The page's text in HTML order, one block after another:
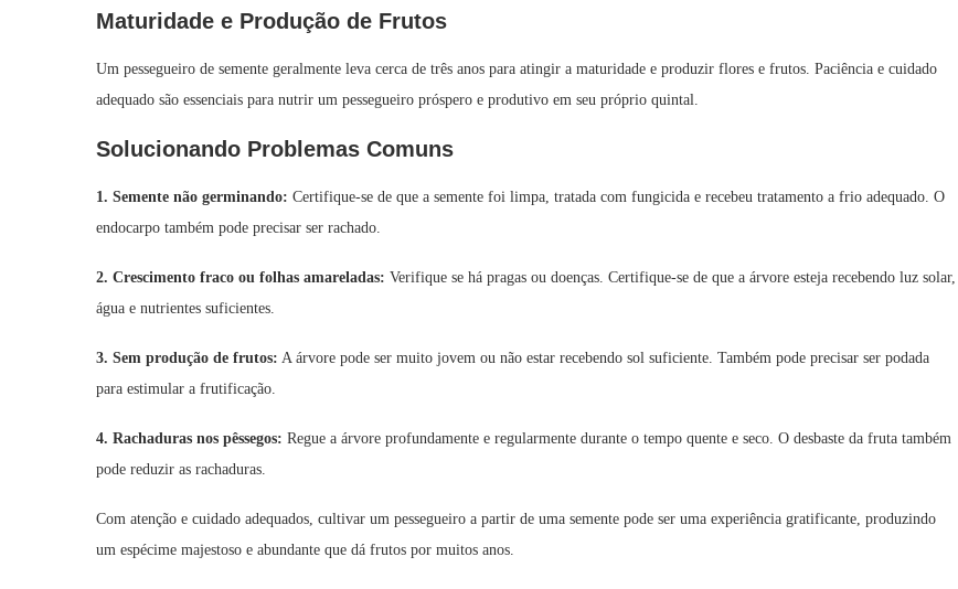
Maturidade e Produção de Frutos
Um pessegueiro de semente geralmente leva cerca de três anos para atingir a maturidade e produzir flores e frutos. Paciência e cuidado
adequado são essenciais para nutrir um pessegueiro próspero e produtivo em seu próprio quintal.
Solucionando Problemas Comuns
1. Semente não germinando: Certifique-se de que a semente foi limpa, tratada com fungicida e recebeu tratamento a frio adequado. O
endocarpo também pode precisar ser rachado.
2. Crescimento fraco ou folhas amareladas: Verifique se há pragas ou doenças. Certifique-se de que a árvore esteja recebendo luz solar,
água e nutrientes suficientes.
3. Sem produção de frutos: A árvore pode ser muito jovem ou não estar recebendo sol suficiente. Também pode precisar ser podada
para estimular a frutificação.
4. Rachaduras nos pêssegos: Regue a árvore profundamente e regularmente durante o tempo quente e seco. O desbaste da fruta também
pode reduzir as rachaduras.
Com atenção e cuidado adequados, cultivar um pessegueiro a partir de uma semente pode ser uma experiência gratificante, produzindo
um espécime majestoso e abundante que dá frutos por muitos anos.